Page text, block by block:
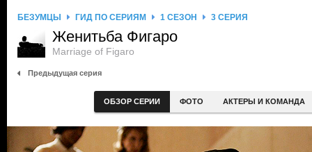
БЕЗУМЦЫ ГИД ПО СЕРИЯМ 1 СЕЗОН 3 СЕРИЯ
Женитьба Фигаро
Marriage of Figaro
Предыдущая серия
ОБЗОР СЕРИИ ФОТО АКТЕРЫ И КОМАНДА